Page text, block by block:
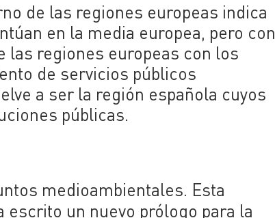
de las regiones europeas indica
en la media europea, pero con
las regiones europeas con los
de servicios públicos
a ser la región española cuyos
públicas.
medioambientales. Esta
escrito un nuevo prólogo para la